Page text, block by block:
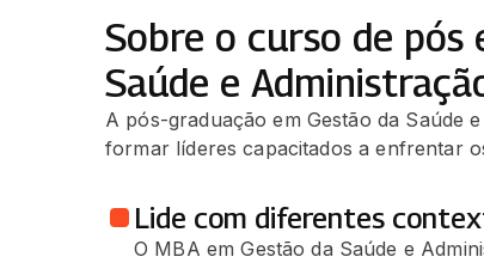
Sobre o curso de pós
Saúde e
A pós-graduação em Gestão da Saúde
formar líderes capacitados a enfrentar
Lide com diferentes
O MBA em Gestão da Saúde e